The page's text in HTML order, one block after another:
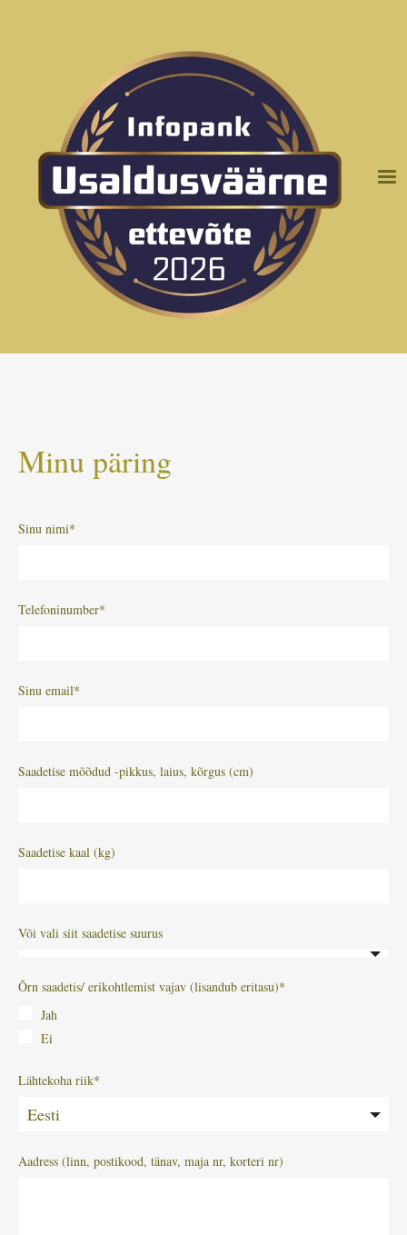
Minu päring
Sinu nimi
Telefoninumber
Sinu email
Saadetise mõõdud -pikkus, laius, kõrgus (cm)
Saadetise kaal (kg)
Või vali siit saadetise suurus
Õrn saadetis/ erikohtlemist vajav (lisandub eritasu)
Jah
Ei
Lähtekoha riik
Eesti
Aadress (linn, postikood, tänav, maja nr, korteri nr)